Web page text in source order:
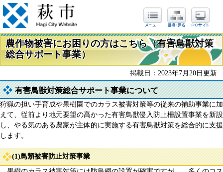
農作物被害にお困りの方はこちら（有害鳥獣対策
総合サポート事業）
掲載日：2023年7月20日更新
有害鳥獣対策総合サポート事業について
狩猟の担い手育成や果樹園でのカラス被害対策等の従来の補助事業に加
えて、従前より地元要望の高かった有害鳥獣侵入防止柵設置事業を新設
し、やる気のある農家が主体的に実施する有害鳥獣対策を総合的に支援
します。
(1)鳥類被害防止対策事業